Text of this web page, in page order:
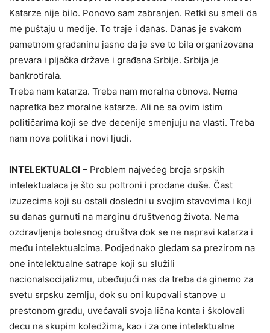
Katarze nije bilo. Ponovo sam zabranjen. Retki su smeli da
me puštaju u medije. To traje i danas. Danas je svakom
pametnom građaninu jasno da je sve to bila organizovana
prevara i pljačka države i građana Srbije. Srbija je
bankrotirala.
Treba nam katarza. Treba nam moralna obnova. Nema
napretka bez moralne katarze. Ali ne sa ovim istim
političarima koji se dve decenije smenjuju na vlasti. Treba
nam nova politika i novi ljudi.
INTELEKTUALCI – Problem najvećeg broja srpskih
intelektualaca je što su poltroni i prodane duše. Čast
izuzecima koji su ostali dosledni u svojim stavovima i koji
su danas gurnuti na marginu društvenog života. Nema
ozdravljenja bolesnog društva dok se ne napravi katarza i
među intelektualcima. Podjednako gledam sa prezirom na
one intelektualne satrape koji su služili
nacionalsocijalizmu, ubeđujući nas da treba da ginemo za
svetu srpsku zemlju, dok su oni kupovali stanove u
prestonom gradu, uvećavali svoja lična konta i školovali
decu na skupim koledžima, kao i za one intelektualne